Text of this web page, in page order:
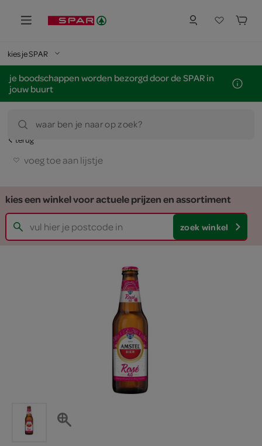
kies je SPAR
je boodschappen worden bezorgd door de SPAR in
jouw buurt
waar ben je naar op zoek?
terug
voeg toe aan lijstje
kies een winkel voor actuele prijzen en assortiment
zoek winkel